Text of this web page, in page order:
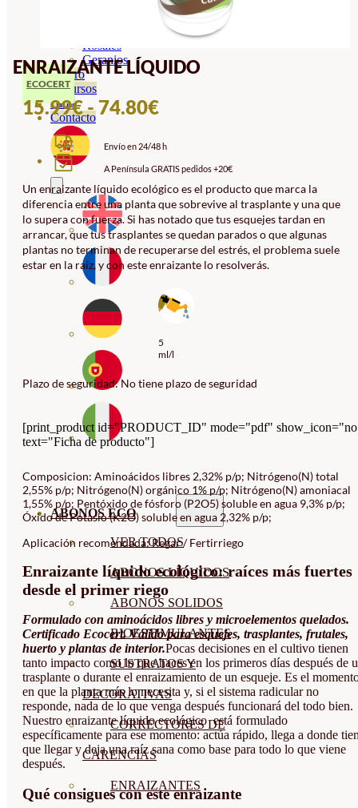
Rosales
Geranios
Vivero
Recursos
Blog
Contacto
ABONOS ECO
VER TODOS
ABONOS LÍQUIDOS
ABONOS SOLIDOS
BIOESTIMULANTES
SUSTRATOS Y
DECORATIVAS
CORRECTORES DE
CARENCIAS
ENRAIZANTES
ENRAIZANTE LÍQUIDO
ECOCERT
15.99€- 74.80€RANGO
PRECIOS:
DESDE
15.99€
HASTA
74.80€
Envío en 24/48 h
A Península GRATIS pedidos +20€
Un enraizante líquido ecológico es el producto que marca la
diferencia entre una planta que sobrevive al trasplante y una que
lo supera con fuerza. Si has notado que tus esquejes tardan en
arrancar, que tus trasplantes se quedan parados o que algunas
plantas no terminan de recuperarse del estrés, el problema suele
estar en la raíz, y con este enraizante lo resolverás.
5
ml/l
Plazo de seguridad: No tiene plazo de seguridad
[print_product id="PRODUCT_ID" mode="pdf"
text="Ficha de producto"]
Composicion: Aminoácidos libres 2,32% p/p; Nitrógeno(N) total
2,55% p/p; Nitrógeno(N) orgánico 1% p/p; Nitrógeno(N) amoniacal
1,55% p/p; Pentóxido de fósforo (P2O5) soluble en agua 9,3% p/p;
Óxido de Potasio (K2O) soluble en agua 2,32% p/p;
Aplicación recomendada: Regar / Fertirriego
Enraizante líquido ecológico: raíces más fuertes
desde el primer riego
Formulado con aminoácidos libres y microelementos quelados.
Certificado Ecocert. Válido para esquejes, trasplantes, frutales,
huerto y plantas de interior.Pocas decisiones en el cultivo tienen
tanto impacto como lo que haces en los primeros días después de
trasplante o durante el enraizamiento de un esqueje. Es el
en que la planta más lo necesita y, si el sistema radicular no
responde, nada de lo que venga después funcionará del todo bien.
Nuestro enraizante líquido ecológico está formulado
específicamente para ese momento: actúa rápido, llega a donde
que llegar y deja una raíz sana como base para todo lo que viene
después.
Qué consigues con este enraizante